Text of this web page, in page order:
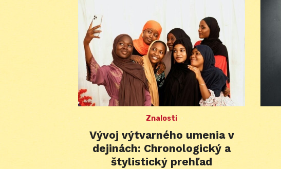
Znalosti
Vývoj výtvarného umenia v
dejinách: Chronologický a
štylistický prehľad